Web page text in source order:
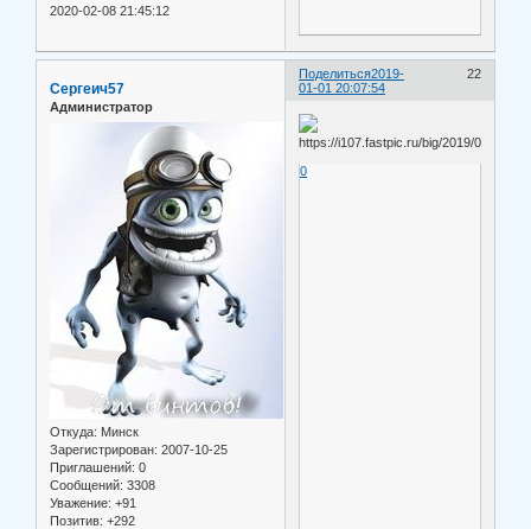
2020-02-08 21:45:12
Поделиться 22
2019-
01-01 20:07:54
Сергеич57
Администратор
Откуда: Минск
Зарегистрирован: 2007-10-25
Приглашений: 0
Сообщений: 3308
Уважение: +91
Позитив: +292
0